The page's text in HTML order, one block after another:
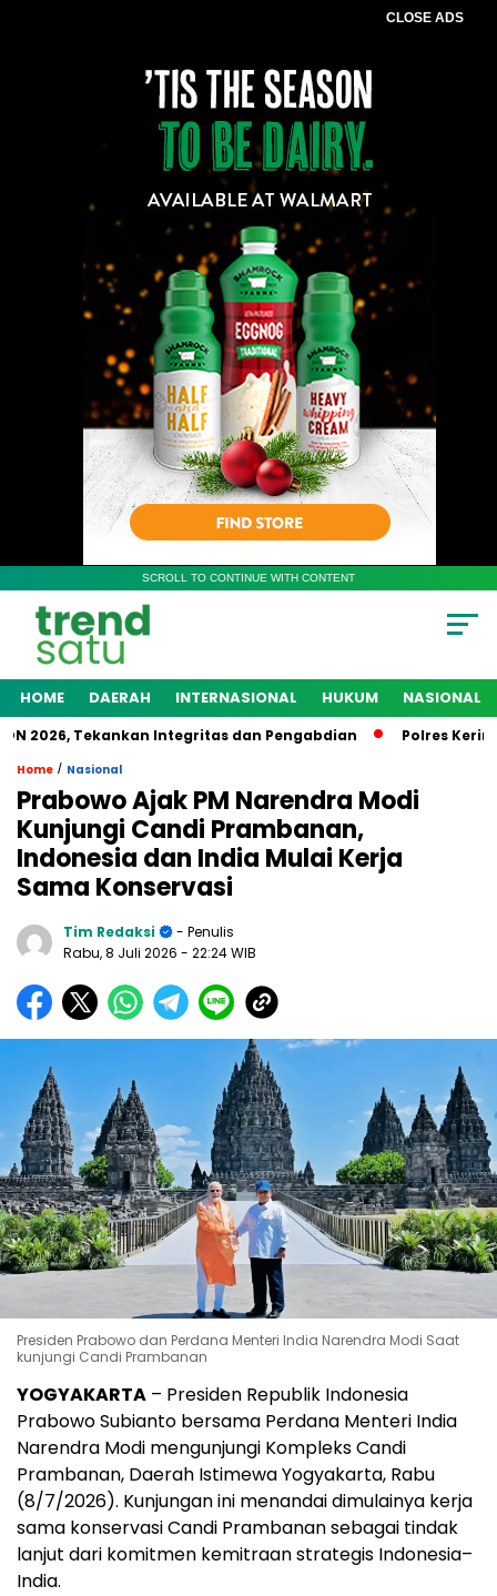
CLOSE ADS
SCROLL TO CONTINUE WITH CONTENT
HOME DAERAH INTERNASIONAL HUKUM NASIONAL
2026, Tekankan Integritas dan Pengabdian Polres Kerinci
Home / Nasional
Prabowo Ajak PM Narendra Modi
Kunjungi Candi Prambanan,
Indonesia dan India Mulai Kerja
Sama Konservasi
Tim Redaksi
- Penulis
Rabu, 8 Juli 2026 - 22:24 WIB
Presiden Prabowo dan Perdana Menteri India Narendra Modi Saat
kunjungi Candi Prambanan
YOGYAKARTA – Presiden Republik Indonesia
Prabowo Subianto bersama Perdana Menteri India
Narendra Modi mengunjungi Kompleks Candi
Prambanan, Daerah Istimewa Yogyakarta, Rabu
(8/7/2026). Kunjungan ini menandai dimulainya kerja
sama konservasi Candi Prambanansebagai tindak
lanjut dari komitmen kemitraan strategis Indonesia–
India.